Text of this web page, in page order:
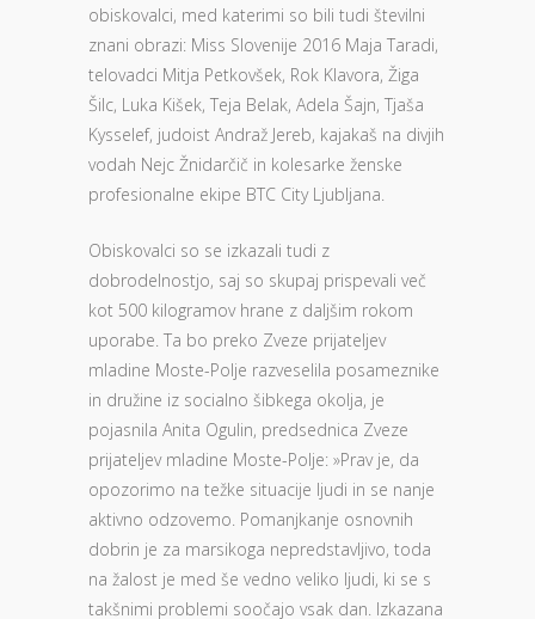
obiskovalci, med katerimi so bili tudi številni
znani obrazi: Miss Slovenije 2016 Maja Taradi,
telovadci Mitja Petkovšek, Rok Klavora, Žiga
Šilc, Luka Kišek, Teja Belak, Adela Šajn, Tjaša
Kysselef, judoist Andraž Jereb, kajakaš na divjih
vodah Nejc Žnidarčič in kolesarke ženske
profesionalne ekipe BTC City Ljubljana.
Obiskovalci so se izkazali tudi z
dobrodelnostjo, saj so skupaj prispevali več
kot 500 kilogramov hrane z daljšim rokom
uporabe. Ta bo preko Zveze prijateljev
mladine Moste-Polje razveselila posameznike
in družine iz socialno šibkega okolja, je
pojasnila Anita Ogulin, predsednica Zveze
prijateljev mladine Moste-Polje: »Prav je, da
opozorimo na težke situacije ljudi in se nanje
aktivno odzovemo. Pomanjkanje osnovnih
dobrin je za marsikoga nepredstavljivo, toda
na žalost je med še vedno veliko ljudi, ki se s
takšnimi problemi soočajo vsak dan. Izkazana